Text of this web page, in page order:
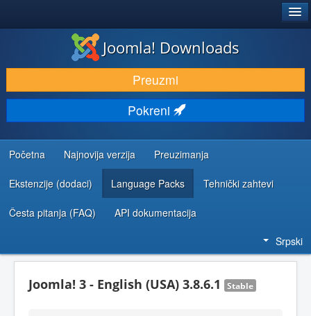
PREUZIMANJE I PROŠIRENJA (EKSTENZIJE)
OTKRIJTE I NAUČITE
ZAJEDNICA I PODRŠKA
RESURSI ZA RAZVOJ
Joomla! Downloads
Preuzmi
Pokreni
Početna Najnovija verzija Preuzimanja
Ekstenzije (dodaci) Language Packs Tehnički zahtevi
Česta pitanja (FAQ) API dokumentacija
Srpski
Joomla! 3 - English (USA) 3.8.6.1 Stable